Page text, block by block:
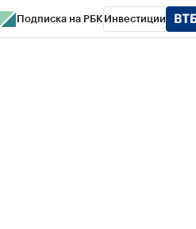
Подписка на РБК Инвестиции